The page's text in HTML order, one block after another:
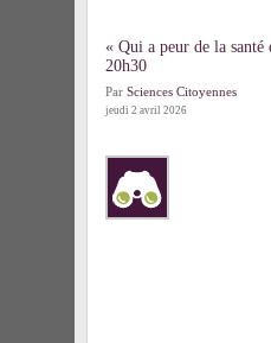
« Qui a peur de la
20h30
Par Sciences Citoyennes
jeudi 2 avril 2026